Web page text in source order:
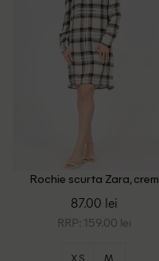
Rochie scurta Zara, crem
87.00 lei
RRP: 159.00 lei
XS M